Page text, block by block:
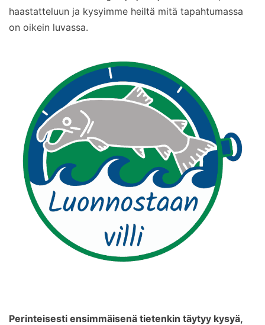
haastatteluun ja kysyimme heiltä mitä tapahtumassa
on oikein luvassa.
Perinteisesti ensimmäisenä tietenkin täytyy kysyä,